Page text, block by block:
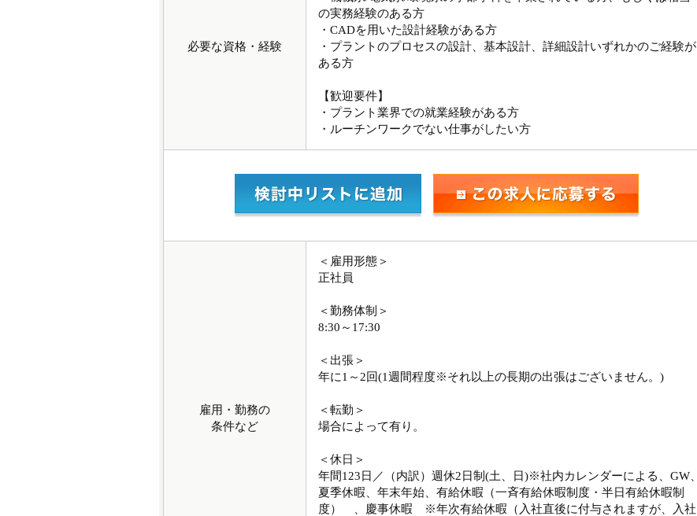
必要な資格・経験
の実務経験のある方
・CADを用いた設計経験がある方
・プラントのプロセスの設計、基本設計、詳細設計いずれかのご経験が
ある方
【歓迎要件】
・プラント業界での就業経験がある方
・ルーチンワークでない仕事がしたい方
雇用・勤務の
条件など
＜雇用形態＞
正社員
＜勤務体制＞
8:30～17:30
＜出張＞
年に1～2回(1週間程度※それ以上の長期の出張はございません。)
＜転勤＞
場合によって有り。
＜休日＞
年間123日／（内訳）週休2日制(土、日)※社内カレンダーによる、GW、
夏季休暇、年末年始、有給休暇（一斉有給休暇制度・半日有給休暇制
度） 、慶事休暇 ※年次有給休暇（入社直後に付与されますが、入社